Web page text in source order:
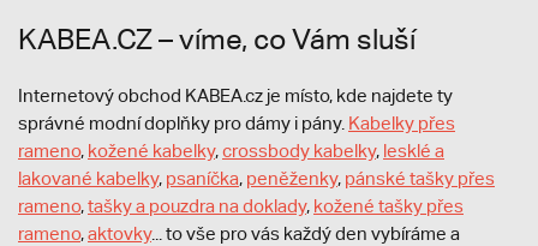
KABEA.CZ – víme, co Vám sluší
Internetový obchod KABEA.cz je místo, kde najdete ty
správné modní doplňky pro dámy i pány. Kabelky přes
rameno, kožené kabelky,crossbody kabelky, lesklé a
lakované kabelky, psaníčka, peněženky, pánské tašky přes
rameno,tašky a pouzdra na doklady, kožené tašky přes
rameno,aktovky... to vše pro vás každý den vybíráme a